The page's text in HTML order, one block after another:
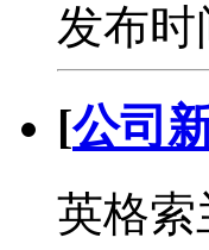
发布
[公司
英格索